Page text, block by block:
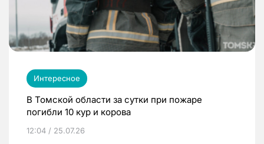
Интересное
В Томской области за сутки при пожаре
погибли 10 кур и корова
12:04 / 25.07.26